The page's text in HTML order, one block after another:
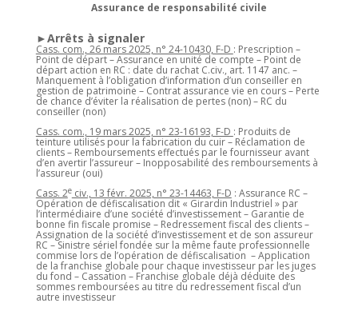
Assurance de responsabilité civile
►Arrêts à signaler
Cass. com., 26 mars 2025, n° 24-10430, F-D : Prescription –
Point de départ – Assurance en unité de compte – Point de
départ action en RC : date du rachat C.civ., art. 1147 anc. –
Manquement à l’obligation d’information d’un conseiller en
gestion de patrimoine – Contrat assurance vie en cours – Perte
de chance d’éviter la réalisation de pertes (non) – RC du
conseiller (non)
Cass. com., 19 mars 2025, n° 23-16193, F-D : Produits de
teinture utilisés pour la fabrication du cuir – Réclamation de
clients – Remboursements effectués par le fournisseur avant
d’en avertir l’assureur – Inopposabilité des remboursements à
l’assureur (oui)
Cass. 2eciv., 13 févr. 2025, n° 23-14463, F-D : Assurance RC –
Opération de défiscalisation dit « Girardin Industriel » par
l’intermédiaire d’une société d’investissement – Garantie de
bonne fin fiscale promise – Redressement fiscal des clients –
Assignation de la société d’investissement et de son assureur
RC – Sinistre sériel fondée sur la même faute professionnelle
commise lors de l’opération de défiscalisation – Application
de la franchise globale pour chaque investisseur par les juges
du fond – Cassation – Franchise globale déjà déduite des
sommes remboursées au titre du redressement fiscal d’un
autre investisseur